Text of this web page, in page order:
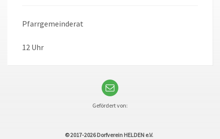
Pfarrgemeinderat
12 Uhr
Gefördert von:
© 2017-2026Dorfverein HELDEN e.V.